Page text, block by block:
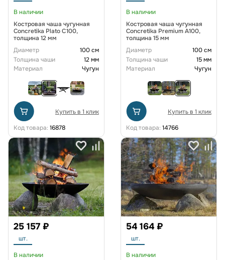
В наличии
Костровая чаша чугунная
Concretika Plato С100,
толщина 12 мм
Диаметр
100 см
Толщина чаши
12 мм
Материал
Чугун
Купить в 1 клик
Код товара: 16878
В наличии
Костровая чаша чугунная
Concretika Premium A100,
толщина 15 мм
Диаметр
100 см
Толщина чаши
15 мм
Материал
Чугун
Купить в 1 клик
Код товара: 14766
25 157 ₽
шт.
В наличии
54 164 ₽
шт.
В наличии